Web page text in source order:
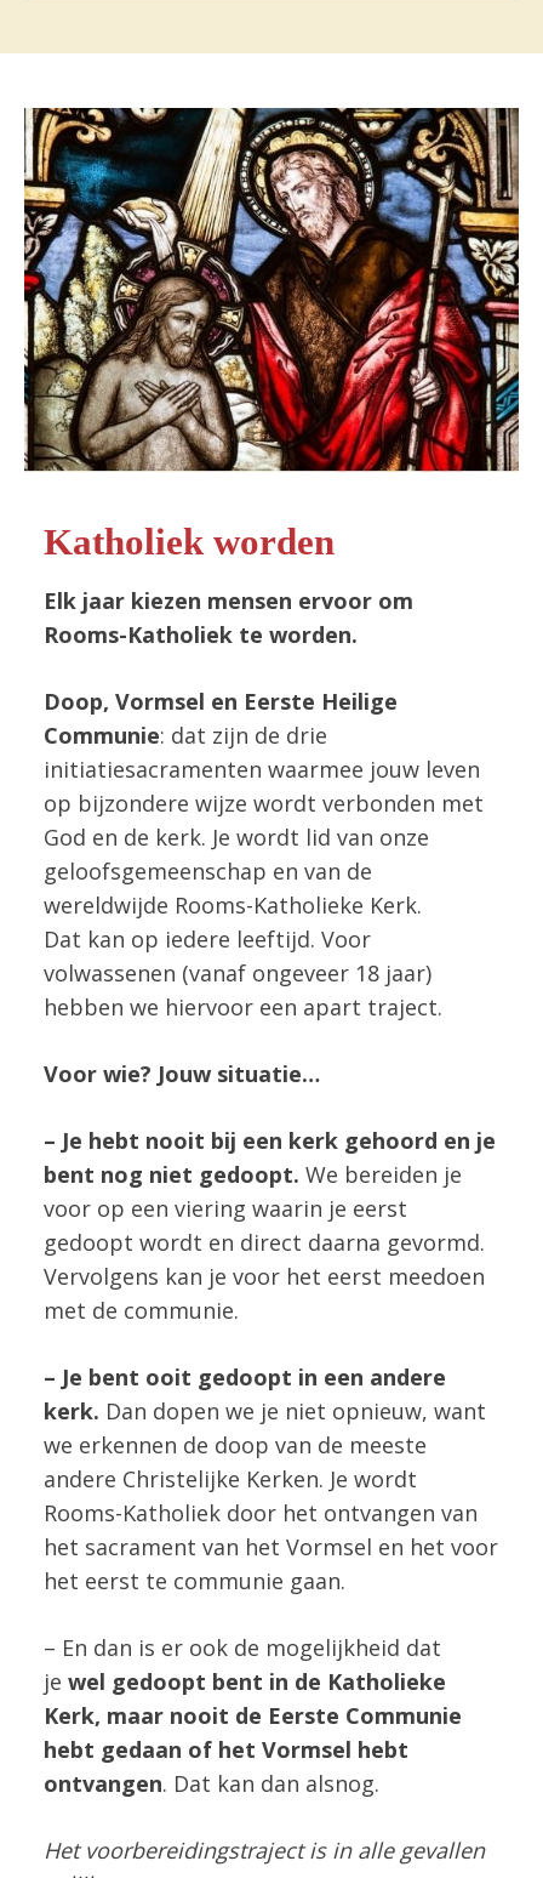
Katholiek worden
Elk jaar kiezen mensen ervoor om
Rooms-Katholiek te worden.
Doop, Vormsel en Eerste Heilige
Communie: dat zijn de drie
initiatiesacramenten waarmee jouw leven
op bijzondere wijze wordt verbonden met
God en de kerk. Je wordt lid van onze
geloofsgemeenschap en van de
wereldwijde Rooms-Katholieke Kerk.
Dat kan op iedere leeftijd. Voor
volwassenen (vanaf ongeveer 18 jaar)
hebben we hiervoor een apart traject.
Voor wie? Jouw situatie…
– Je hebt nooit bij een kerk gehoord en je
bent nog niet gedoopt. We bereiden je
voor op een viering waarin je eerst
gedoopt wordt en direct daarna gevormd.
Vervolgens kan je voor het eerst meedoen
met de communie.
– Je bent ooit gedoopt in een andere
kerk. Dan dopen we je niet opnieuw, want
we erkennen de doop van de meeste
andere Christelijke Kerken. Je wordt
Rooms-Katholiek door het ontvangen van
het sacrament van het Vormsel en het voor
het eerst te communie gaan.
– En dan is er ook de mogelijkheid dat
je wel gedoopt bent in de Katholieke
Kerk, maar nooit de Eerste Communie
hebt gedaan of het Vormsel hebt
ontvangen. Dat kan dan alsnog.
Het voorbereidingstraject is in alle gevallen